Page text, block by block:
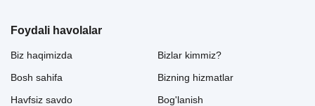
Foydali havolalar
Biz haqimizda
Bosh sahifa
Havfsiz savdo
Bizlar kimmiz?
Bizning hizmatlar
Bog'lanish